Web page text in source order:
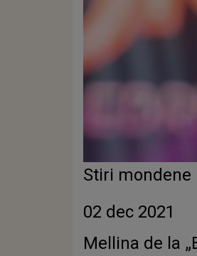
Stiri mondene
02 dec 2021
Mellina de la